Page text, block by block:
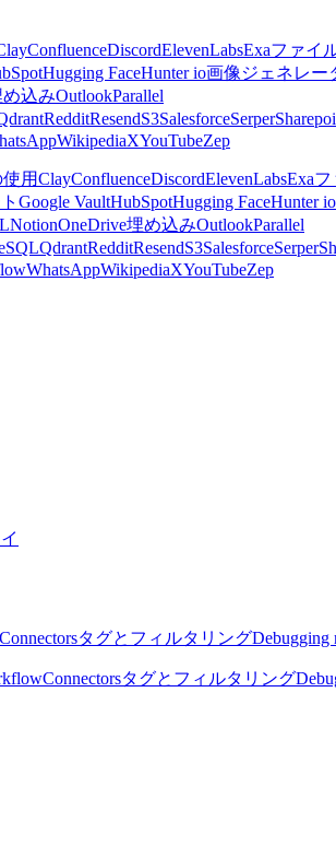
ConfluenceDiscordElevenLabsExaファイ
Hugging FaceHunter io画像ジェネレー
込みOutlookParallel
RedditResendS3SalesforceSerper
WikipediaXYouTubeZep
用ClayConfluenceDiscordElevenLabsExaフ
Google VaultHubSpotHugging FaceHunter io
NotionOneDrive埋め込みOutlookParallel
QdrantRedditResendS3SalesforceSerper
WhatsAppWikipediaXYouTubeZep
ConnectorsタグとフィルタリングDebugging
Connectorsタグとフィルタリング